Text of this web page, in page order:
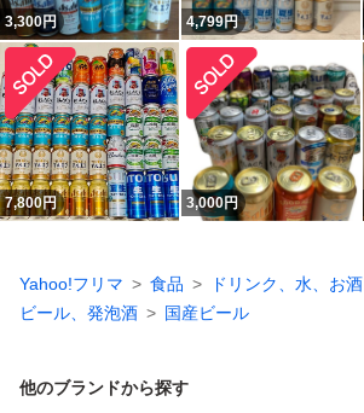
3,300円 4,799円
7,800円 3,000円
Yahoo!フリマ 食品
ドリンク、水、お酒
ビール、発泡酒
国産ビール
他のブランドから探す